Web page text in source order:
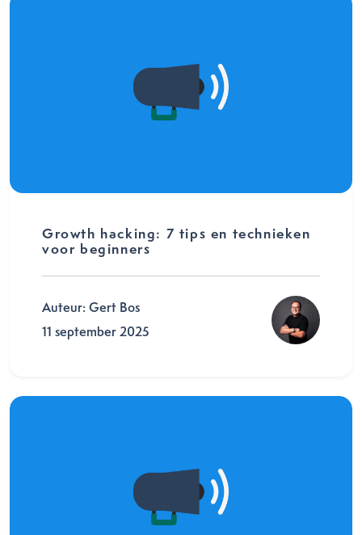
Growth hacking: 7 tips en technieken
voor beginners
Auteur: Gert Bos
11 september 2025